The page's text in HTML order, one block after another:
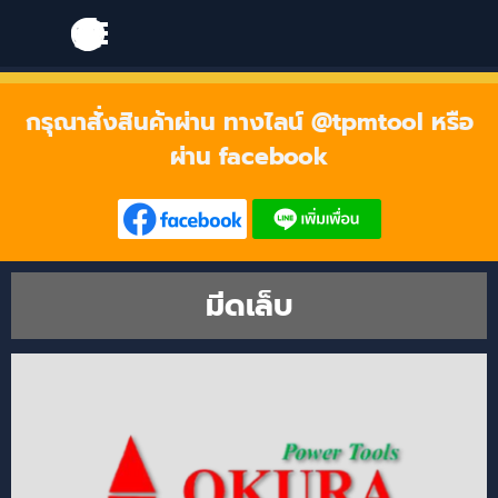
Skip menu
Skip menu
กรุณาสั่งสินค้าผ่าน ทางไลน์ @tpmtool หรือ
ผ่าน facebook
มีดเล็บ